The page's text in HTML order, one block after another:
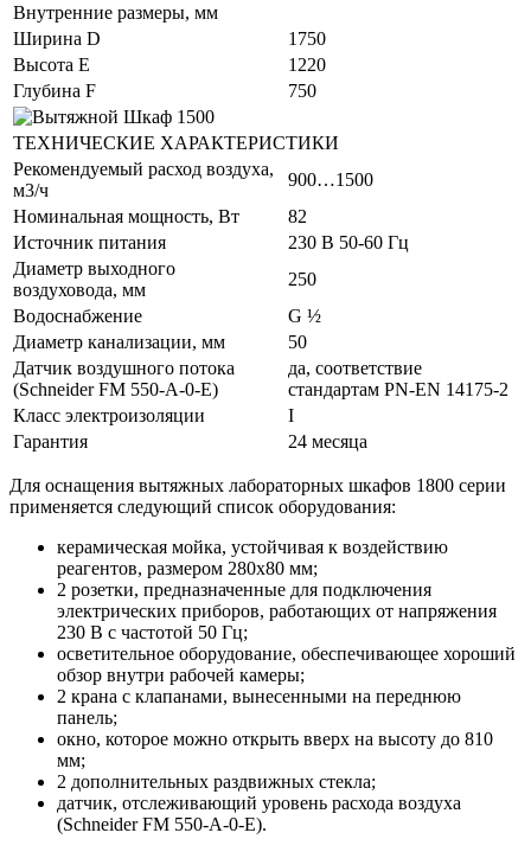
Внутренние размеры, мм
Ширина D
1750
Высота E
1220
Глубина F
750
ТЕХНИЧЕСКИЕ ХАРАКТЕРИСТИКИ
Рекомендуемый расход воздуха,
м3/ч
900…1500
Номинальная мощность, Вт
82
Источник питания
230 В 50-60 Гц
Диаметр выходного
воздуховода, мм
250
Водоснабжение
G ½
Диаметр канализации, мм
50
Датчик воздушного потока
(Schneider FM 550-A-0-E)
да, соответствие
стандартам PN-EN 14175-2
Класс электроизоляции
I
Гарантия
24 месяца
Для оснащения вытяжных лабораторных шкафов 1800 серии
применяется следующий список оборудования:
керамическая мойка, устойчивая к воздействию
реагентов, размером 280х80 мм;
2 розетки, предназначенные для подключения
электрических приборов, работающих от напряжения
230 В с частотой 50 Гц;
осветительное оборудование, обеспечивающее хороший
обзор внутри рабочей камеры;
2 крана с клапанами, вынесенными на переднюю
панель;
окно, которое можно открыть вверх на высоту до 810
мм;
2 дополнительных раздвижных стекла;
датчик, отслеживающий уровень расхода воздуха
(Schneider FM 550-A-0-E).